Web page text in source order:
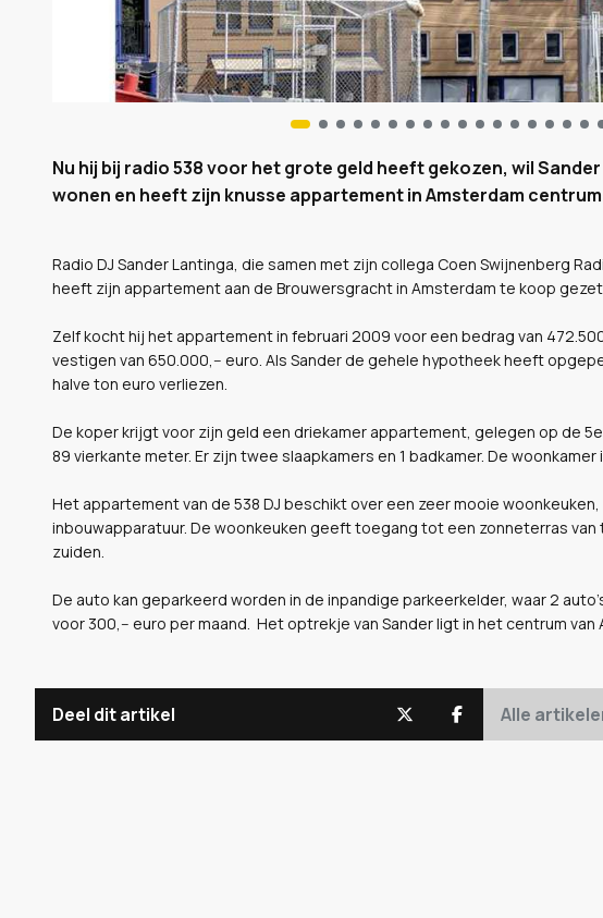
Nu hij bij radio 538 voor het grote geld heeft gekozen, wil
wonen en heeft zijn knusse appartement in Amsterdam
Radio DJ Sander Lantinga, die samen met zijn collega Coen Swijnenberg
heeft zijn appartement aan de Brouwersgracht in Amsterdam te koop
Zelf kocht hij het appartement in februari 2009 voor een bedrag van
vestigen van 650.000,-- euro. Als Sander de gehele hypotheek heeft
halve ton euro verliezen.
De koper krijgt voor zijn geld een driekamer appartement, gelegen op de
89 vierkante meter. Er zijn twee slaapkamers en 1 badkamer. De woonkamer
Het appartement van de 538 DJ beschikt over een zeer mooie
inbouwapparatuur. De woonkeuken geeft toegang tot een zonneterras
zuiden.
De auto kan geparkeerd worden in de inpandige parkeerkelder, waar 2
voor 300,-- euro per maand. Het optrekje van Sander ligt in het centrum van
Deel dit artikel Alle